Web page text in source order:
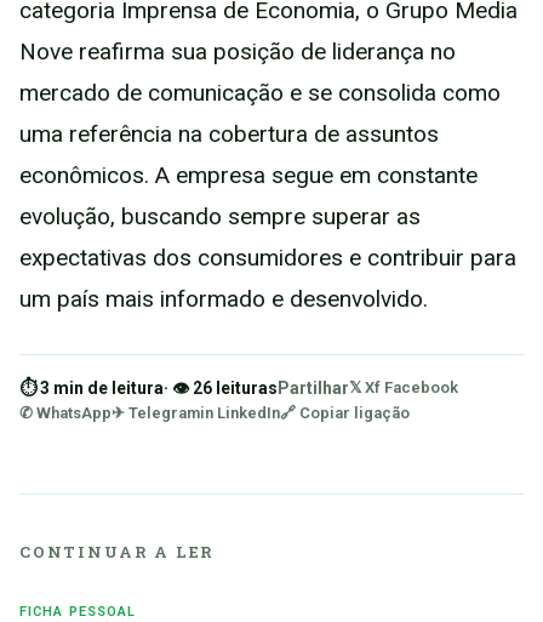
categoria Imprensa de Economia, o Grupo Media
Nove reafirma sua posição de liderança no
mercado de comunicação e se consolida como
uma referência na cobertura de assuntos
econômicos. A empresa segue em constante
evolução, buscando sempre superar as
expectativas dos consumidores e contribuir para
um país mais informado e desenvolvido.
⏱ 3 min de leitura· 👁 26 leituras Partilhar𝕏 Xf Facebook
✆ WhatsApp✈ Telegramin LinkedIn🔗 Copiar ligação
CONTINUAR A LER
FICHA PESSOAL